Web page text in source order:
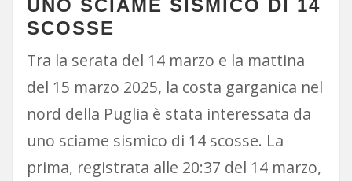
UNO SCIAME SISMICO DI 14
SCOSSE
Tra la serata del 14 marzo e la mattina
del 15 marzo 2025, la costa garganica nel
nord della Puglia è stata interessata da
uno sciame sismico di 14 scosse. La
prima, registrata alle 20:37 del 14 marzo,